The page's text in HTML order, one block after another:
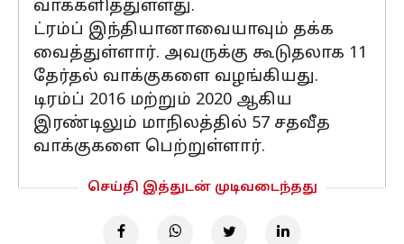
வாக்களித்துள்ளது.
ட்ரம்ப் இந்தியானாவையாவும் தக்க
வைத்துள்ளார். அவருக்கு கூடுதலாக 11
தேர்தல் வாக்குகளை வழங்கியது.
டிரம்ப் 2016 மற்றும் 2020 ஆகிய
இரண்டிலும் மாநிலத்தில் 57 சதவீத
வாக்குகளை பெற்றுள்ளார்.
செய்தி இத்துடன் முடிவடைந்தது